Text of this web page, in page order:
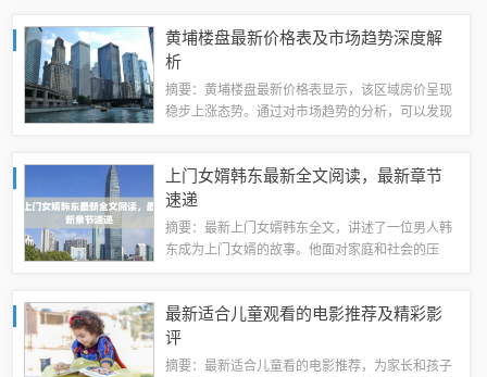
黄埔楼盘最新价格表及市场趋势深度解
析
摘要：黄埔楼盘最新价格表显示，该区域房价呈现
稳步上涨态势。通过对市场趋势的分析，可以发现
做出决策。详情可查阅最新价格表以获取具体...
上门女婿韩东最新全文阅读，最新章节
速递
摘要：最新上门女婿韩东全文，讲述了一位男人韩
东成为上门女婿的故事。他面对家庭和社会的压
生活经历、情感纠葛以及成长过程，展现了一个...
最新适合儿童观看的电影推荐及精彩影
评
摘要：最新适合儿童看的电影推荐，为家长和孩子